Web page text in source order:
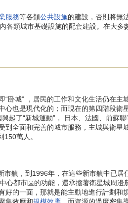
服務等各類公共設施的建設，否則將無
各類城市基礎設施的配套建設。在大
城” ，居民的工作和文化生活仍在主
也是現代化的；而現在的第四階段衛
了“新城運動”， 日本、法國、前蘇
全面和完善的城市服務，主城與衛星
萬人。
鎮，到1996年，在這些新市鎮中已居
心都市區的功能，還承擔著衛星城周
好的一面，那就是能主動地進行計劃和